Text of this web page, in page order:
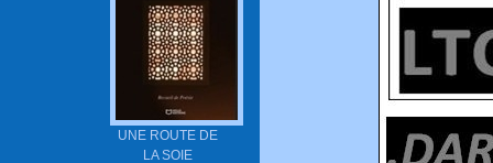
UNE ROUTE DE
LA SOIE